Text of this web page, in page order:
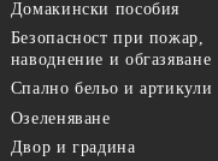
Домакински пособия
Безопасност при пожар,
наводнение и обгазяване
Спално бельо и артикули
Озеленяване
Двор и градина